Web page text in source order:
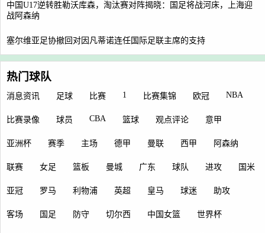
中国U17逆转胜勒沃库森，淘汰赛对阵揭晓：国足将战河床，上海迎
战阿森纳
塞尔维亚足协撤回对因凡蒂诺连任国际足联主席的支持
热门球队
消息资讯 足球 比赛 1 比赛集锦 欧冠 NBA
比赛录像 球员 CBA 篮球 观点评论 意甲
亚洲杯 赛季 主场 德甲 曼联 西甲 阿森纳
联赛 女足 篮板 曼城 广东 球队 进攻 国米
亚冠 罗马 利物浦 英超 皇马 球迷 助攻
客场 国足 防守 切尔西 中国女篮 世界杯